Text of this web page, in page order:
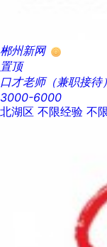
郴州新网
置顶
口才老师（兼职接待）
3000-6000
北湖区 不限经验 不